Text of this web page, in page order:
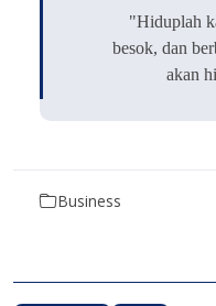
"Hiduplah
besok, dan
akan
Business